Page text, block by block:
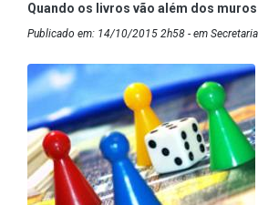
Quando os livros vão além dos
Publicado em: 14/10/2015 2h58 - em